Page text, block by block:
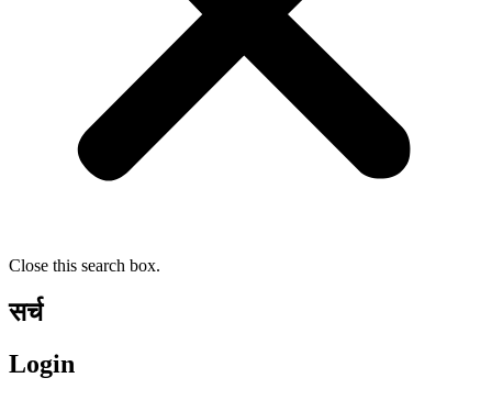
Close this search box.
सर्च
Login